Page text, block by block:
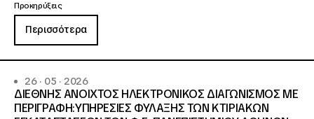
Προκηρύξεις
Περισσότερα
26 · 05 · 2026
ΔΙΕΘΝΗΣ ΑΝΟΙΧΤΟΣ ΗΛΕΚΤΡΟΝΙΚΟΣ ΔΙΑΓΩΝΙΣΜΟΣ ΜΕ
ΠΕΡΙΓΡΑΦΗ:ΥΠΗΡΕΣΙΕΣ ΦΥΛΑΞΗΣ ΤΩΝ ΚΤΙΡΙΑΚΩΝ